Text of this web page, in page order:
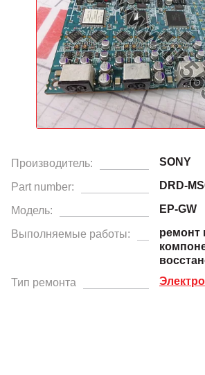
Производитель: SONY
Part number: DRD-
Модель: EP-GW
Выполняемые работы:
ремонт
Тип ремонта